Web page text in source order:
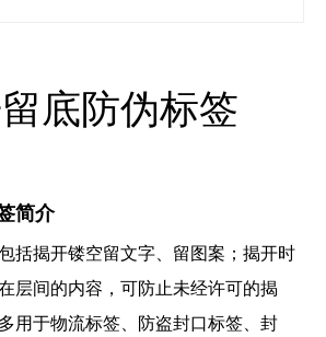
底防伪标签
简介
括揭开镂空留文字、留图案；揭开时
层间的内容，可防止未经许可的揭
用于物流标签、防盗封口标签、封